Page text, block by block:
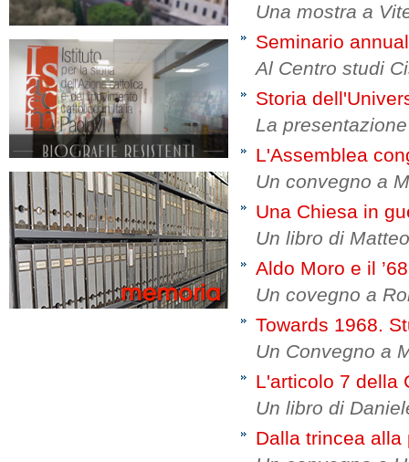
Una mostra a
Seminario
Al Centro studi
Storia
La
L'Assemblea
Un convegno a
Una Chiesa in
Un libro di
Aldo Moro e il ’68
Un covegno a
Towards 1968.
Un Convegno a
L'articolo 7 della
Un libro di
Dalla trincea alla